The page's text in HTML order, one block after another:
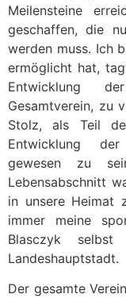
Meilensteine
geschaffen, die
werden muss. Ich
ermöglicht hat,
Entwicklung
Gesamtverein, zu
Stolz, als Teil
Entwicklung der
gewesen zu
Lebensabschnitt
in unsere Heimat
immer meine
Blasczyk
Landeshauptstadt.
Der gesamte